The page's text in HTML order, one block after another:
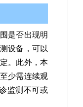
是否出现明
设备，可以
。此外，本
少需连续观
监测不可或